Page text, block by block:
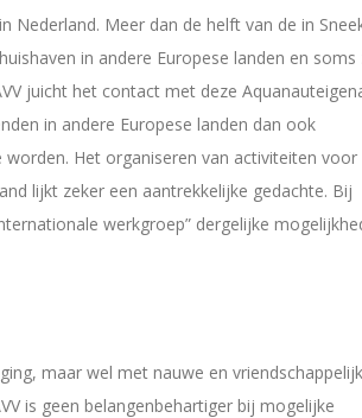
Nederland. Meer dan de helft van de in
in andere Europese landen en soms
juicht het contact met deze
in andere Europese landen dan ook
worden. Het organiseren van activiteiten voor
lijkt zeker een aantrekkelijke gedachte. Bij
werkgroep” dergelijke
maar wel met nauwe en
is geen belangenbehartiger bij mogelijke